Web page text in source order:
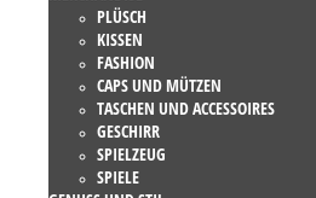
PLÜSCH
KISSEN
FASHION
CAPS UND MÜTZEN
TASCHEN UND ACCESSOIRES
GESCHIRR
SPIELZEUG
SPIELE